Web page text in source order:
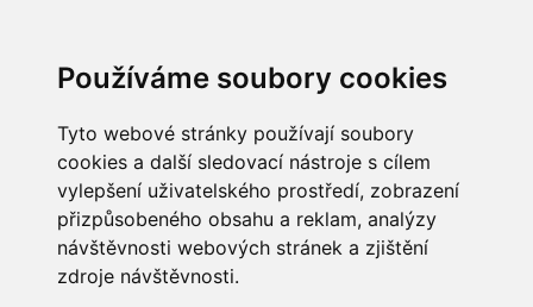
Používáme soubory cookies
Tyto webové stránky používají soubory
cookies a další sledovací nástroje s cílem
vylepšení uživatelského prostředí, zobrazení
přizpůsobeného obsahu a reklam, analýzy
návštěvnosti webových stránek a zjištění
zdroje návštěvnosti.